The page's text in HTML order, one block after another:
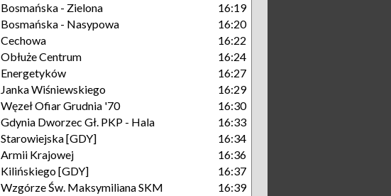
Bosmańska - Zielona
16:19
Bosmańska - Nasypowa
16:20
Cechowa
16:22
Obłuże Centrum
16:24
Energetyków
16:27
Janka Wiśniewskiego
16:29
Węzeł Ofiar Grudnia '70
16:30
Gdynia Dworzec Gł. PKP - Hala
16:33
Starowiejska [GDY]
16:34
Armii Krajowej
16:36
Kilińskiego [GDY]
16:37
Wzgórze Św. Maksymiliana SKM
16:39